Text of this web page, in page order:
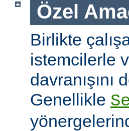
Özel
Birlikte
istemcilerle
Genellikle